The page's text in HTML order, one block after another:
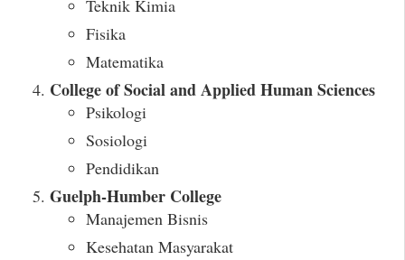
Teknik Kimia
Fisika
Matematika
College of Social and Applied Human Sciences
Psikologi
Sosiologi
Pendidikan
Guelph-Humber College
Manajemen Bisnis
Kesehatan Masyarakat